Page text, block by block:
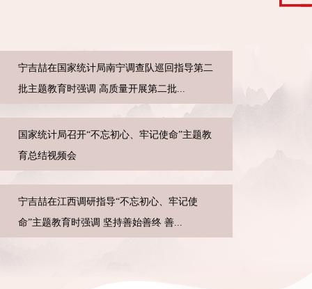
宁吉喆在国家统计局南宁调查队巡回指导第二
批主题教育时强调 高质量开展第二批...
国家统计局召开“不忘初心、牢记使命”主题教
育总结视频会
宁吉喆在江西调研指导“不忘初心、牢记使
命”主题教育时强调 坚持善始善终 善...